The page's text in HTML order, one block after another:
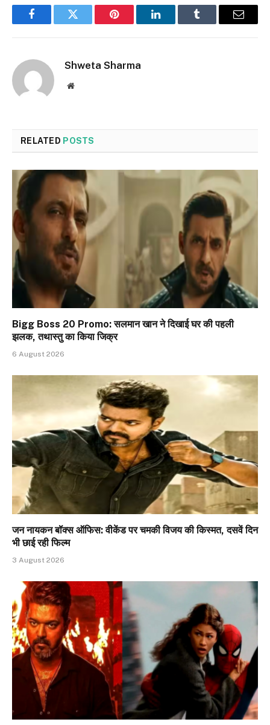
FacebookTwitter Pinterest LinkedInTumblr Email
Shweta Sharma
Website
RELATED POSTS
Bigg Boss 20 Promo: सलमान खान ने दिखाई घर की पहली
झलक, तथास्तु का किया जिक्र
6 August 2026
जन नायकन बॉक्स ऑफिस: वीकेंड पर चमकी विजय की किस्मत, दसवें दिन
भी छाई रही फिल्म
3 August 2026